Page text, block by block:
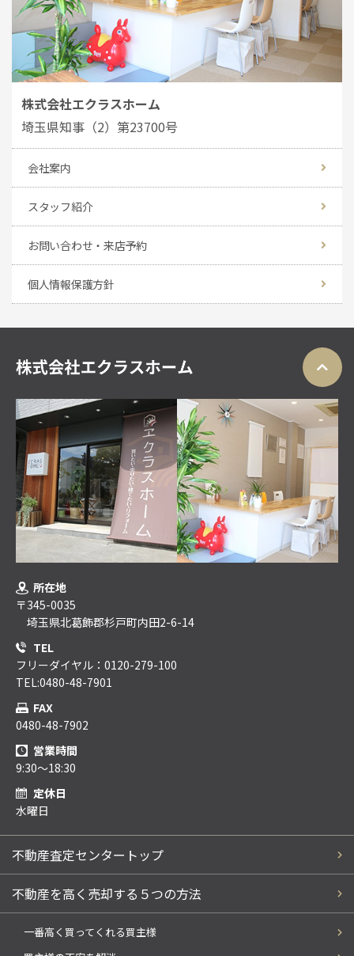
株式会社エクラスホーム
埼玉県知事（2）第23700号
会社案内
スタッフ紹介
お問い合わせ・来店予約
個人情報保護方針
所在地
〒345-0035
埼玉県北葛飾郡杉戸町内田2-6-14
TEL
フリーダイヤル：0120-279-100
TEL:0480-48-7901
FAX
0480-48-7902
営業時間
9:30～18:30
定休日
水曜日
不動産査定センタートップ
不動産を高く売却する５つの方法
一番高く買ってくれる買主様